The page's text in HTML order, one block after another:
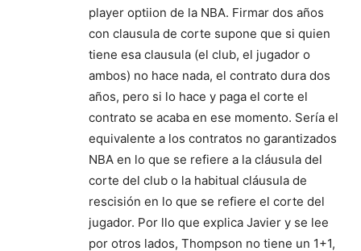
player optiion de la NBA. Firmar dos años
con clausula de corte supone que si quien
tiene esa clausula (el club, el jugador o
ambos) no hace nada, el contrato dura dos
años, pero si lo hace y paga el corte el
contrato se acaba en ese momento. Sería el
equivalente a los contratos no garantizados
NBA en lo que se refiere a la cláusula del
corte del club o la habitual cláusula de
rescisión en lo que se refiere el corte del
jugador. Por llo que explica Javier y se lee
por otros lados, Thompson no tiene un 1+1,